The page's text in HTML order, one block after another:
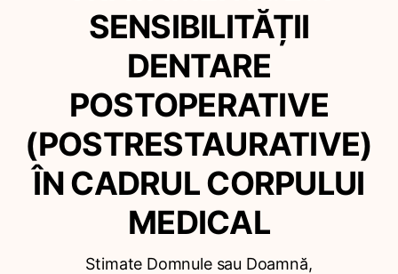
SENSIBILITĂȚII
DENTARE
POSTOPERATIVE
(POSTRESTAURATIVE)
ÎN CADRUL CORPULUI
MEDICAL
Stimate Domnule sau Doamnă,